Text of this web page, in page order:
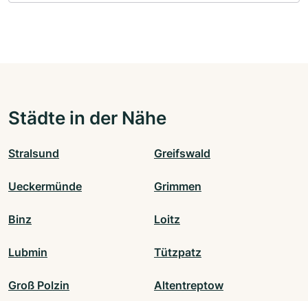
Städte in der Nähe
Stralsund Greifswald
Ueckermünde Grimmen
Binz Loitz
Lubmin Tützpatz
Groß Polzin Altentreptow